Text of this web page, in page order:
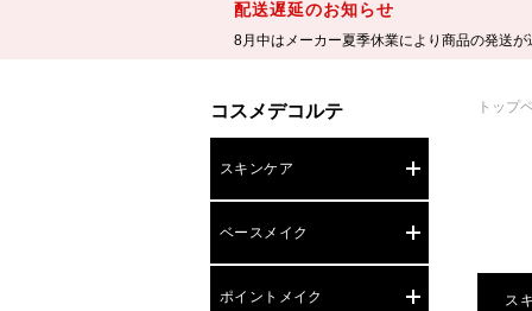
配送遅延のお知らせ
8月中はメーカー夏季休業により商品の発送
コスメデコルテ
スキンケア
ベースメイク
ポイントメイク
トップ
ス